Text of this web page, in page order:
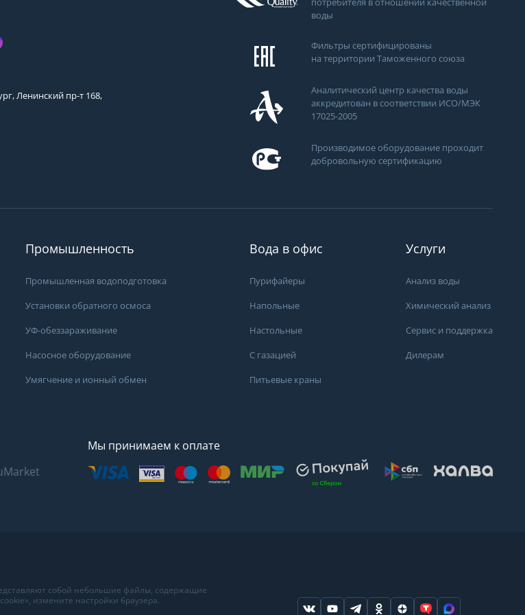
Ленинский пр-т 168,
потребителя в отношении качественной
воды
Фильтры сертифицированы
на территории Таможенного союза
Аналитический центр качества воды
аккредитован в соответствии ИСО/МЭК
17025-2005
Производимое оборудование проходит
добровольную сертификацию
Промышленность
Промышленная водоподготовка
Установки обратного осмоса
УФ-обеззараживание
Насосное оборудование
Умягчение и ионный обмен
Вода в офис
Пурифайеры
Напольные
Настольные
С газацией
Питьевые краны
Услуги
Анализ воды
Химический анализ
Сервис и поддержка
Дилерам
Мы принимаем к оплате
собой небольшие файлы, содержащие
измените настройки браузера.